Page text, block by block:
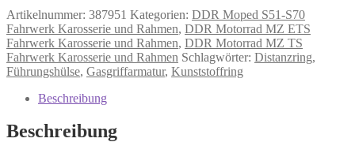
Artikelnummer: 387951 Kategorien: DDR Moped S51-S70
Fahrwerk Karosserie und Rahmen, DDR Motorrad MZ ETS
Fahrwerk Karosserie und Rahmen, DDR Motorrad MZ TS
Fahrwerk Karosserie und Rahmen Schlagwörter: Distanzring,
Führungshülse, Gasgriffarmatur, Kunststoffring
Beschreibung
Beschreibung